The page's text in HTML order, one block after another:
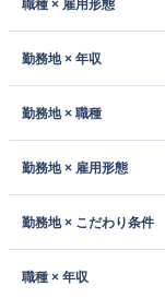
職種 × 雇用形態
勤務地 × 年収
勤務地 × 職種
勤務地 × 雇用形態
勤務地 × こだわり条件
職種 × 年収